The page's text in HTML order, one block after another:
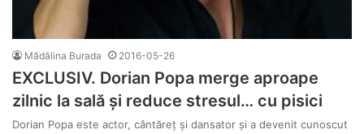
Mădălina Burada 2016-05-26
EXCLUSIV. Dorian Popa merge aproape
zilnic la sală și reduce stresul… cu pisici
Dorian Popa este actor, cântăreț și dansator și a devenit cunoscut